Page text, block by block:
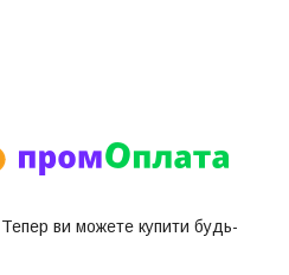
Тепер ви можете купити будь-